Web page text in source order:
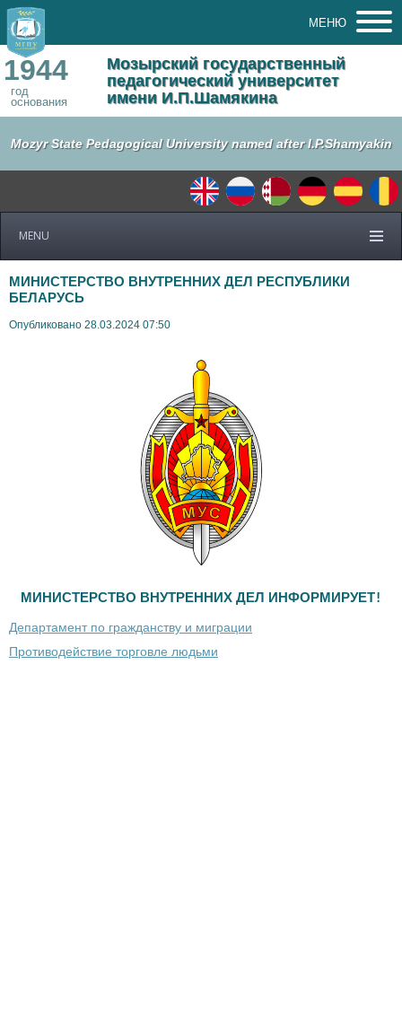
МЕНЮ
1944
год
основания
Мозырский государственный
педагогический университет
имени И.П.Шамякина
Mozyr State Pedagogical University named after I.P.Shamyakin
MENU
МИНИСТЕРСТВО ВНУТРЕННИХ ДЕЛ РЕСПУБЛИКИ
БЕЛАРУСЬ
Опубликовано 28.03.2024 07:50
МИНИСТЕРСТВО ВНУТРЕННИХ ДЕЛ ИНФОРМИРУЕТ!
Департамент по гражданству и миграции
Противодействие торговле людьми